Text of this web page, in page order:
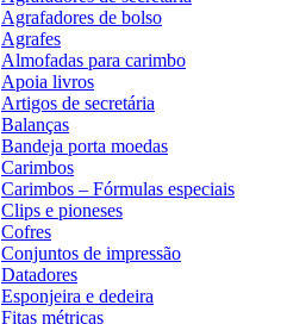
Agrafadores de bolso
Agrafes
Almofadas para carimbo
Apoia livros
Artigos de secretária
Balanças
Bandeja porta moedas
Carimbos
Carimbos – Fórmulas especiais
Clips e pioneses
Cofres
Conjuntos de impressão
Datadores
Esponjeira e dedeira
Fitas métricas